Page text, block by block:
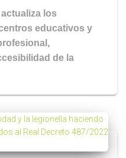
actualiza los
educativos y
de la